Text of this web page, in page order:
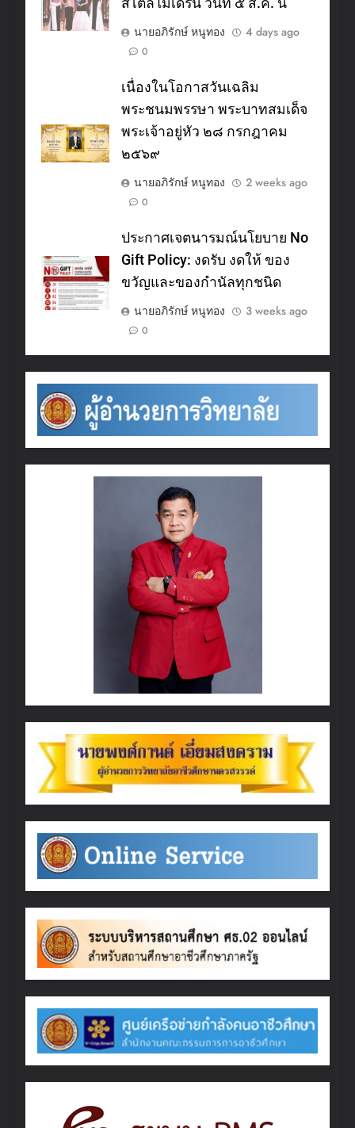
สไตล์โมเดิร์น วันที่ ๕ ส.ค. นี้
นายอภิรักษ์ หนูทอง
4 days ago
0
เนื่องในโอกาสวันเฉลิม
พระชนมพรรษา พระบาทสมเด็จ
พระเจ้าอยู่หัว ๒๘ กรกฎาคม
๒๕๖๙
นายอภิรักษ์ หนูทอง
2 weeks ago
0
ประกาศเจตนารมณ์นโยบาย No
Gift Policy: งดรับ งดให้ ของ
ขวัญและของกำนัลทุกชนิด
นายอภิรักษ์ หนูทอง
3 weeks ago
0